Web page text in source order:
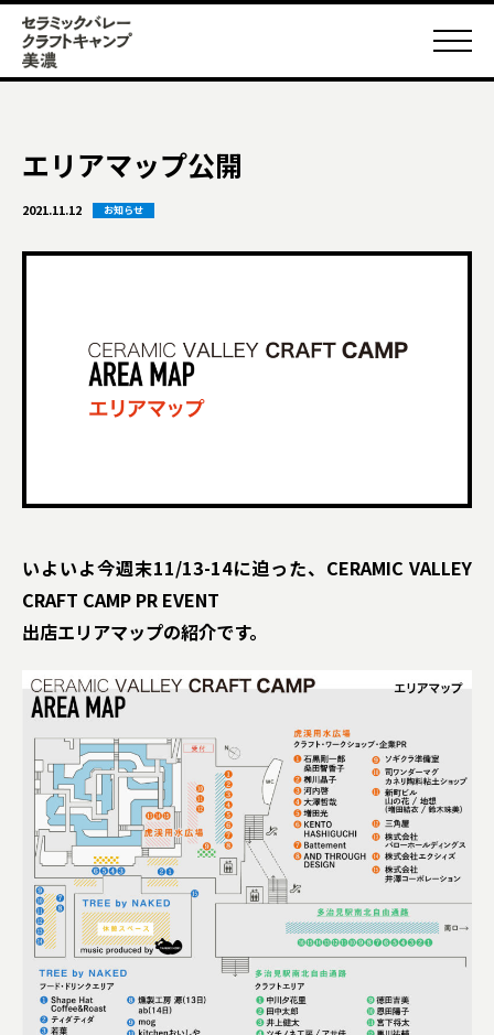
エリアマップ公開
2021.11.12 お知らせ
いよいよ今週末11/13-14に迫った、CERAMIC VALLEY
CRAFT CAMP PR EVENT
出店エリアマップの紹介です。